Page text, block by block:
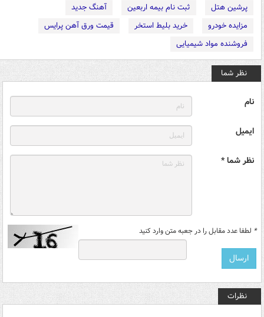
پرشین هتل
ثبت نام بیمه اربعین
آهنگ جدید
مزایده خودرو
خرید بلیط استخر
قیمت ورق آهن پرایس
فروشنده مواد شیمیایی
نظر شما
نام
ایمیل
نظر شما *
* لطفا عدد مقابل را در جعبه متن وارد کنید
نظرات